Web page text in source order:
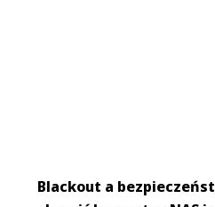
Blackout a